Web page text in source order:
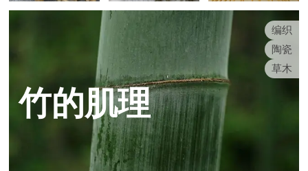
编织
陶瓷
草木
竹的肌理